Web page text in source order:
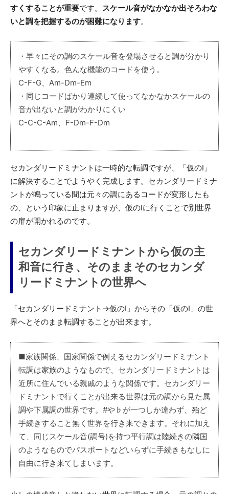
すくすることが重要です。 スケール音がなかなか出そろわな
いと調を把握するのが困難になります。
・早々にその調のスケール音を登場させると調が分かり
やすくなる。色んな機能のコードを使う。
C-F-G、Am-Dm-Em
・同じコードばかり連続して使ってなかなかスケールの
音が出ないと調がわかりにくい
C-C-C-Am、F-Dm-F-Dm
セカンダリードミナントは一時的な転調ですが、「仮のI」
に解決することでようやく完成します。セカンダリードミナ
ントが鳴っている間は元々の調にあるコードが変形したも
の、という印象に止まりますが、仮のIに行くことで別世界
の扉が開かれるのです。
セカンダリードミナントから仮の主
和音に行き、そのままそのセカンダ
リードミナントの世界へ
「セカンダリードミナント→仮のI」からその「仮のI」の世
界へとそのまま転調することが出来ます。
■家族関係、国家関係で例えるセカンダリードミナント
転調は家族のようなもので、セカンダリードミナントは
近所に住んでいる親戚のような関係です。セカンダリー
ドミナントで行くことが出来る世界は元の調から見た属
調や下属調の世界です。#や♭が一つしか違わず、殆ど
手続きすること無く世界を行き来できます。それに加え
て、同じスケール音(調号)を持つ平行調は陸続きの隣国
のようなものでパスポートなどいらずに手続きもなしに
自由に行き来てしまいます。